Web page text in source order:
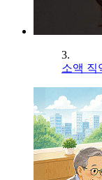
3.
소액 직